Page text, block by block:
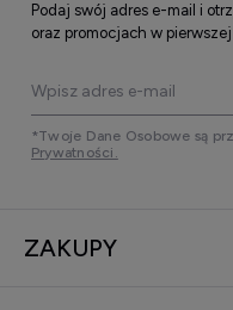
Podaj swój adres e-mail i
oraz promocjach w
*Twoje Dane Osobowe są
Prywatności.
ZAKUPY